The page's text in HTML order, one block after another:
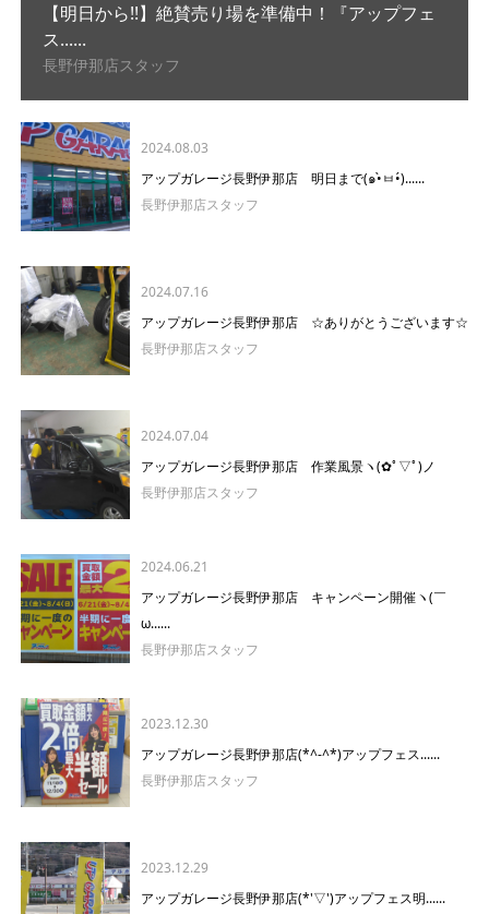
【明日から!!】絶賛売り場を準備中！『アップフェ
ス......
長野伊那店スタッフ
2024.08.03
アップガレージ長野伊那店 明日まで(๑•̀ㅂ•́)......
長野伊那店スタッフ
2024.07.16
アップガレージ長野伊那店 ☆ありがとうございます☆
長野伊那店スタッフ
2024.07.04
アップガレージ長野伊那店 作業風景ヽ(✿ﾟ▽ﾟ)ノ
長野伊那店スタッフ
2024.06.21
アップガレージ長野伊那店 キャンペーン開催ヽ(￣
ω......
長野伊那店スタッフ
2023.12.30
アップガレージ長野伊那店(*^-^*)アップフェス......
長野伊那店スタッフ
2023.12.29
アップガレージ長野伊那店(*'▽')アップフェス明......